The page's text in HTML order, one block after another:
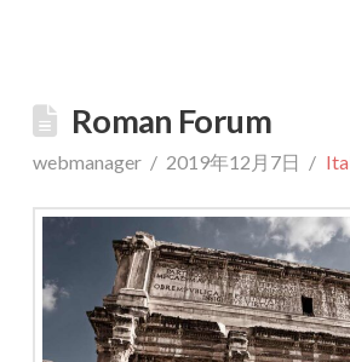
Roman Forum
webmanager 2019年12月7日